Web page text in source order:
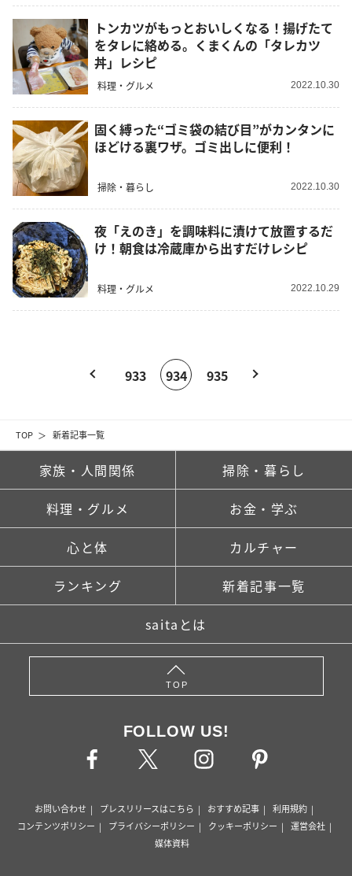
TOP 新着記事一覧
トンカツがもっとおいしくなる！揚げたて
をタレに絡める。くまくんの「タレカツ
丼」レシピ
料理・グルメ 2022.10.30
固く縛った“ゴミ袋の結び目”がカンタンに
ほどける裏ワザ。ゴミ出しに便利！
掃除・暮らし 2022.10.30
夜「えのき」を調味料に漬けて放置するだ
け！朝食は冷蔵庫から出すだけレシピ
料理・グルメ 2022.10.29
933 934 935
家族・人間関係 掃除・暮らし
料理・グルメ お金・学ぶ
心と体 カルチャー
ランキング 新着記事一覧
saitaとは
TOP
FOLLOW US!
お問い合わせ プレスリリースはこちら おすすめ記事
利用規約
コンテンツポリシー
プライバシーポリシー クッキーポリシー
運営会社
媒体資料